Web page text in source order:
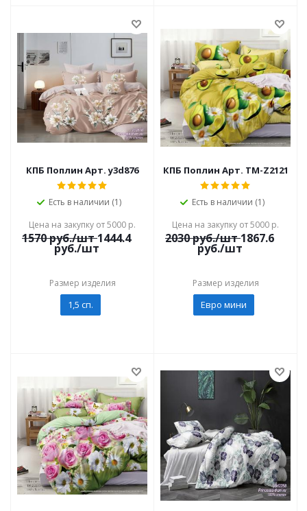
КПБ Поплин Арт. y3d876
Есть в наличии (1)
Цена на закупку от 5000 р.
1570руб./шт 1444.4
руб./шт
Размер изделия
1,5 сп.
КПБ Поплин Арт. TM-Z2121
Есть в наличии (1)
Цена на закупку от 5000 р.
2030руб./шт 1867.6
руб./шт
Размер изделия
Евро мини